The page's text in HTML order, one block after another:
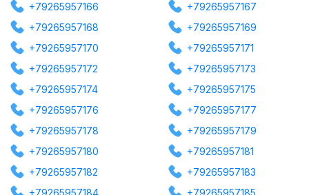
+79265957166
+79265957167
+79265957168
+79265957169
+79265957170
+79265957171
+79265957172
+79265957173
+79265957174
+79265957175
+79265957176
+79265957177
+79265957178
+79265957179
+79265957180
+79265957181
+79265957182
+79265957183
+79265957184
+79265957185